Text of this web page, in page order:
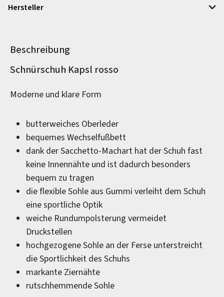
Hersteller
Beschreibung
Produktinformationen
Schnürschuh Kapsl rosso
Moderne und klare Form
butterweiches Oberleder
bequemes Wechselfußbett
dank der Sacchetto-Machart hat der Schuh fast
keine Innennähte und ist dadurch besonders
bequem zu tragen
die flexible Sohle aus Gummi verleiht dem Schuh
eine sportliche Optik
weiche Rundumpolsterung vermeidet
Druckstellen
hochgezogene Sohle an der Ferse unterstreicht
die Sportlichkeit des Schuhs
markante Ziernähte
rutschhemmende Sohle